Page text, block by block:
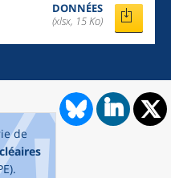
DONNÉES
(xlsx, 15 Ko)
de